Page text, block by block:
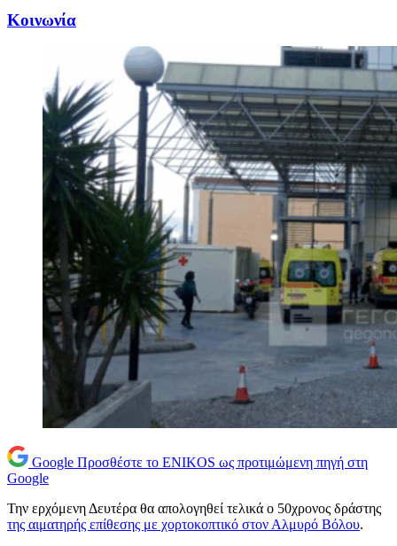
Κοινωνία
Google Προσθέστε το ENIKOS ως προτιμώμενη πηγή στη
Google
Την ερχόμενη Δευτέρα θα απολογηθεί τελικά ο 50χρονος δράστης
της αιματηρής επίθεσης με χορτοκοπτικό στον Αλμυρό Βόλου.